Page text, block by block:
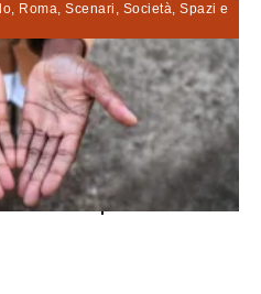
, Roma, Scenari , Società, Spazi e
politich...